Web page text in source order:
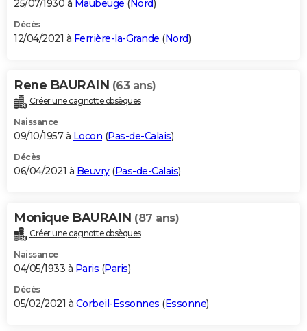
25/07/1930 à Maubeuge ( Nord)
Décès
12/04/2021 à Ferrière-la-Grande (Nord)
Rene BAURAIN (63 ans)
Créer une cagnotte obsèques
Naissance
09/10/1957 à Locon (Pas-de-Calais)
Décès
06/04/2021 à Beuvry(Pas-de-Calais)
Monique BAURAIN (87 ans)
Créer une cagnotte obsèques
Naissance
04/05/1933 à Paris (Paris)
Décès
05/02/2021 à Corbeil-Essonnes (Essonne)